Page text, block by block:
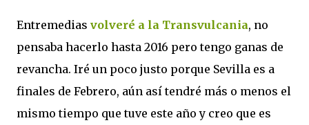
Entremedias volveré a la Transvulcania, no
pensaba hacerlo hasta 2016 pero tengo ganas de
revancha. Iré un poco justo porque Sevilla es a
finales de Febrero, aún así tendré más o menos el
mismo tiempo que tuve este año y creo que es